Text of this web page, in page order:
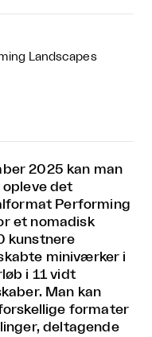
Landscapes
2025 kan man
opleve det
Performing
et nomadisk
kunstnere
miniværker i
i 11 vidt
Man kan
formater
deltagende